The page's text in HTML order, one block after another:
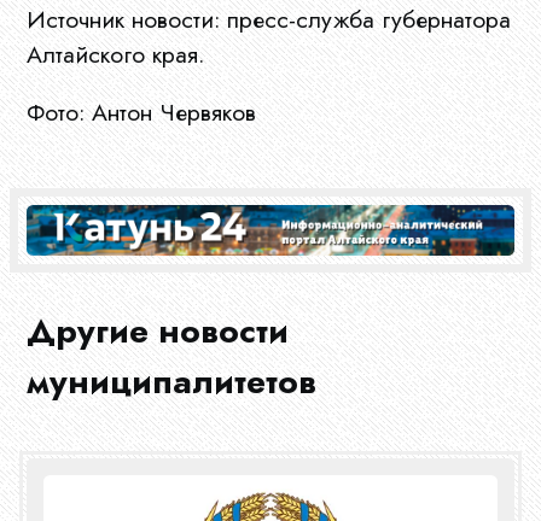
Источник новости: пресс-служба губернатора
Алтайского края.
Фото: Антон Червяков
Другие новости
муниципалитетов